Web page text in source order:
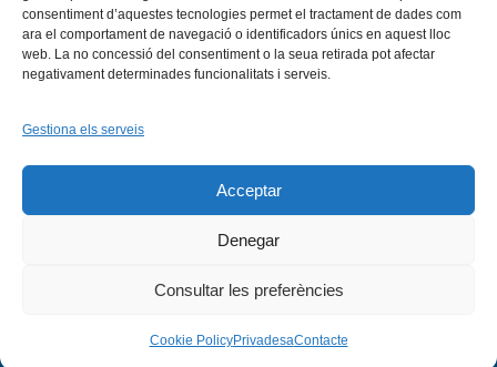
consentiment d’aquestes tecnologies permet el tractament de dades com
ara el comportament de navegació o identificadors únics en aquest lloc
web. La no concessió del consentiment o la seua retirada pot afectar
negativament determinades funcionalitats i serveis.
Gestiona els serveis
Acceptar
Denegar
Consultar les preferències
Cookie PolicyPrivadesaContacte
Instagram
Flickr
INICI QUI SOM
PROGRAMES
DESENVOLUPAMENT SOSTENIBLE
AVÍS LEGAL
Copyright © 2026 - Xarxa Vives d'Universitats